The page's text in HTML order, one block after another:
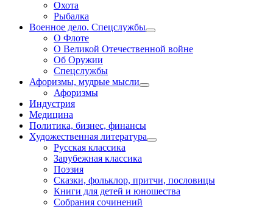
Охота
Рыбалка
Военное дело. Спецслужбы
О Флоте
О Великой Отечественной войне
Об Оружии
Спецслужбы
Афоризмы, мудрые мысли
Афоризмы
Индустрия
Медицина
Политика, бизнес, финансы
Художественная литература
Русская классика
Зарубежная классика
Поэзия
Сказки, фольклор, притчи, пословицы
Книги для детей и юношества
Собрания сочинений